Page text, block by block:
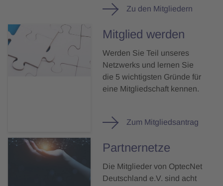
Zu den Mitgliedern
Mitglied werden
Werden Sie Teil unseres
Netzwerks und lernen Sie
die 5 wichtigsten Gründe für
eine Mitgliedschaft kennen.
Zum Mitgliedsantrag
Partnernetze
Die Mitglieder von OptecNet
Deutschland e.V. sind acht